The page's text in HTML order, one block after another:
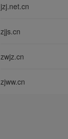
jzj.net.cn
zjjs.cn
zwjz.cn
zjww.cn